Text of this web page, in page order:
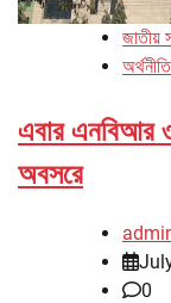
জাতীয়
অর্থনীতি
এবার এনবিআর
অবসরে
0